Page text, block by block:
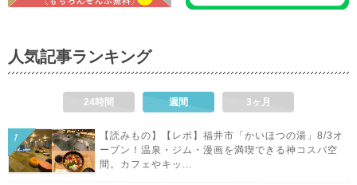
人気記事ランキング
24時間 週間 3ヶ月
【読みもの】【レポ】福井市「かいほつの湯」8/3オ
ープン！温泉・ジム・漫画を満喫できる神コスパ空
間。カフェやキッ...